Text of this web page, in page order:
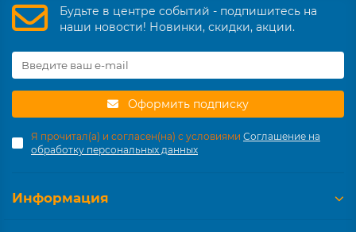
Будьте в центре событий - подпишитесь на
наши новости! Новинки, скидки, акции.
Оформить подписку
Я прочитал(а) и согласен(на) с условиями Соглашение на
обработку персональных данных
Информация